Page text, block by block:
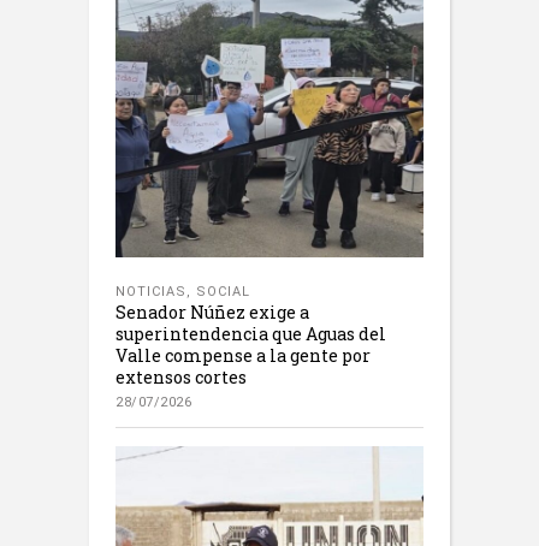
NOTICIAS , SOCIAL
Senador Núñez exige a
superintendencia que Aguas del
Valle compense a la gente por
extensos cortes
28/07/2026